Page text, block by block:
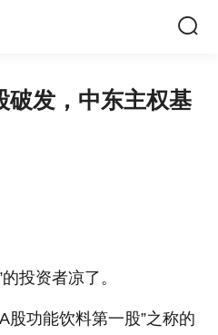

破发，中东主权基
投资者凉了。
股功能饮料第一股”之称的